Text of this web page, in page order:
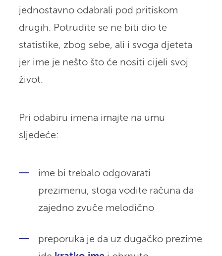
jednostavno odabrali pod pritiskom
drugih. Potrudite se ne biti dio te
statistike, zbog sebe, ali i svoga djeteta
jer ime je nešto što će nositi cijeli svoj
život.
Pri odabiru imena imajte na umu
sljedeće:
ime bi trebalo odgovarati
prezimenu, stoga vodite računa da
zajedno zvuče melodično
preporuka je da uz dugačko prezime